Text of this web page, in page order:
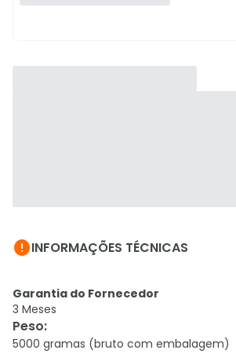
INFORMAÇÕES TÉCNICAS
Garantia do Fornecedor
3 Meses
Peso:
5000 gramas (bruto com embalagem)